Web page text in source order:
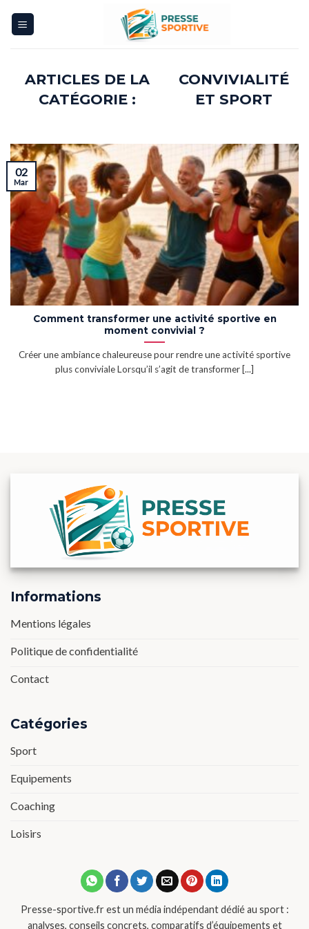
CONVIVIALITÉ
ET SPORT
Comment transformer une activité sportive en
moment convivial ?
Créer une ambiance chaleureuse pour rendre une activité sportive
plus conviviale Lorsqu’il s’agit de transformer [...]
02
Mar
Informations
Mentions légales
Politique de confidentialité
Contact
Catégories
Sport
Equipements
Coaching
Loisirs
Presse-sportive.fr est un média indépendant dédié au sport :
analyses, conseils concrets, comparatifs d’équipements et